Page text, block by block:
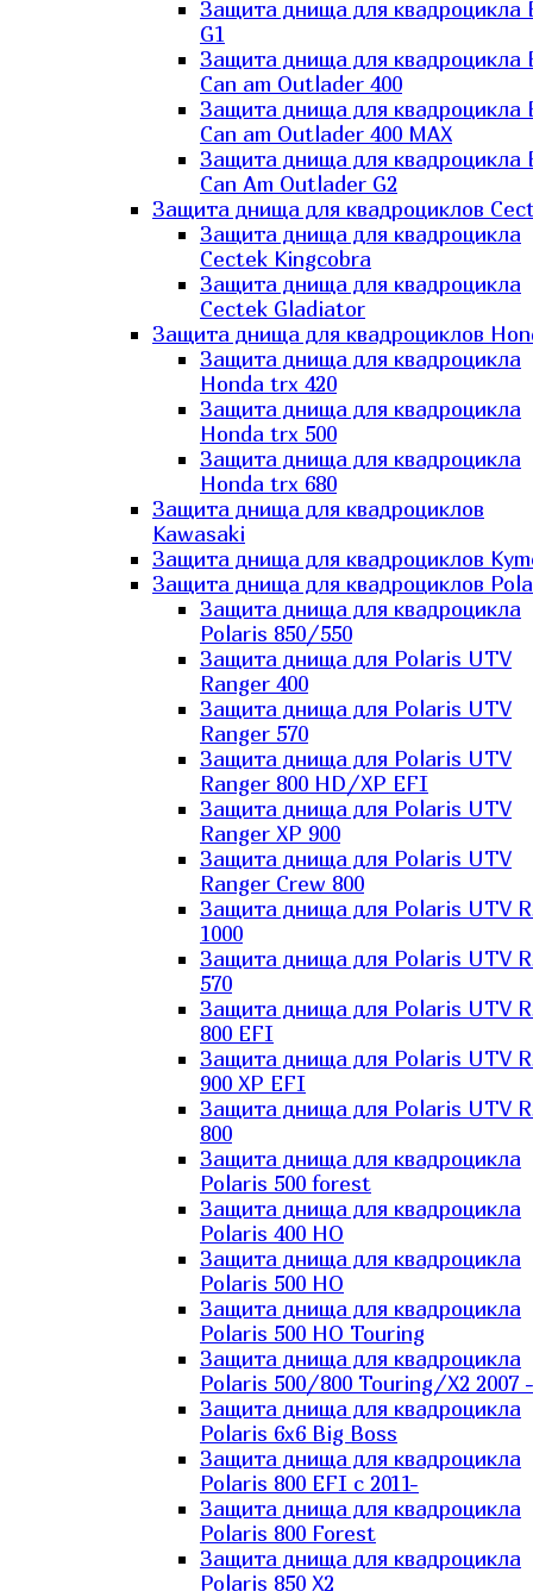
Защита днища для квадроцикла
G1
Защита днища для квадроцикла
Can am Outlader 400
Защита днища для квадроцикла
Can am Outlader 400 MAX
Защита днища для квадроцикла
Can Аm Outlader G2
Защита днища для квадроциклов
Защита днища для квадроцикла
Cectek Kingcobra
Защита днища для квадроцикла
Cectek Gladiator
Защита днища для квадроциклов
Защита днища для квадроцикла
Honda trx 420
Защита днища для квадроцикла
Honda trx 500
Защита днища для квадроцикла
Honda trx 680
Защита днища для квадроциклов
Kawasaki
Защита днища для квадроциклов
Защита днища для квадроциклов
Защита днища для квадроцикла
Polaris 850/550
Защита днища для Polaris UTV
Ranger 400
Защита днища для Polaris UTV
Ranger 570
Защита днища для Polaris UTV
Ranger 800 HD/XP EFI
Защита днища для Polaris UTV
Ranger XP 900
Защита днища для Polaris UTV
Ranger Сrew 800
Защита днища для Polaris UTV
1000
Защита днища для Polaris UTV
570
Защита днища для Polaris UTV
800 EFI
Защита днища для Polaris UTV
900 XP EFI
Защита днища для Polaris UTV
800
Защита днища для квадроцикла
Polaris 500 forest
Защита днища для квадроцикла
Polaris 400 HO
Защита днища для квадроцикла
Polaris 500 HO
Защита днища для квадроцикла
Polaris 500 HO Touring
Защита днища для квадроцикла
Polaris 500/800 Touring/X2 2007 -
Защита днища для квадроцикла
Polaris 6х6 Big Boss
Защита днища для квадроцикла
Polaris 800 EFI с 2011-
Защита днища для квадроцикла
Polaris 800 Forest
Защита днища для квадроцикла
Polaris 850 X2